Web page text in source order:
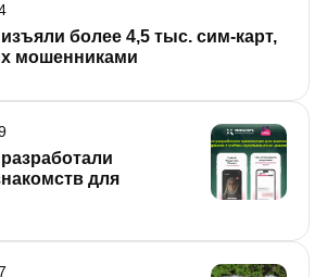
более 4,5 тыс. сим-карт,
мошенниками
для